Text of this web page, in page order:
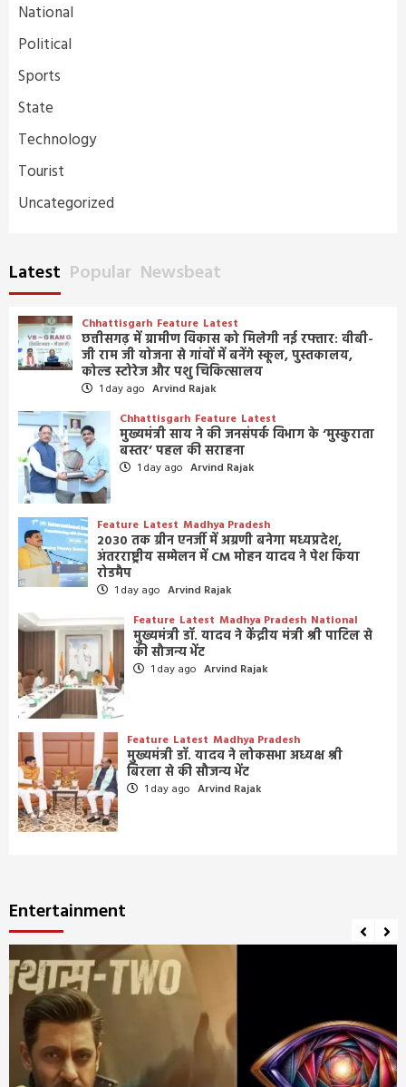
National
Political
Sports
State
Technology
Tourist
Uncategorized
Latest Popular Newsbeat
Chhattisgarh Feature Latest
छत्तीसगढ़ में ग्रामीण विकास को मिलेगी नई रफ्तार: वीबी-
जी राम जी योजना से गांवों में बनेंगे स्कूल, पुस्तकालय,
कोल्ड स्टोरेज और पशु चिकित्सालय
1 day ago Arvind Rajak
Chhattisgarh Feature Latest
मुख्यमंत्री साय ने की जनसंपर्क विभाग के ‘मुस्कुराता
बस्तर’ पहल की सराहना
1 day ago Arvind Rajak
Feature Latest Madhya Pradesh
2030 तक ग्रीन एनर्जी में अग्रणी बनेगा मध्यप्रदेश,
अंतरराष्ट्रीय सम्मेलन में CM मोहन यादव ने पेश किया
रोडमैप
1 day ago Arvind Rajak
Feature Latest Madhya Pradesh National
मुख्यमंत्री डॉ. यादव ने केंद्रीय मंत्री श्री पाटिल से
की सौजन्य भेंट
1 day ago Arvind Rajak
Feature Latest Madhya Pradesh
मुख्यमंत्री डॉ. यादव ने लोकसभा अध्यक्ष श्री
बिरला से की सौजन्य भेंट
1 day ago Arvind Rajak
Entertainment